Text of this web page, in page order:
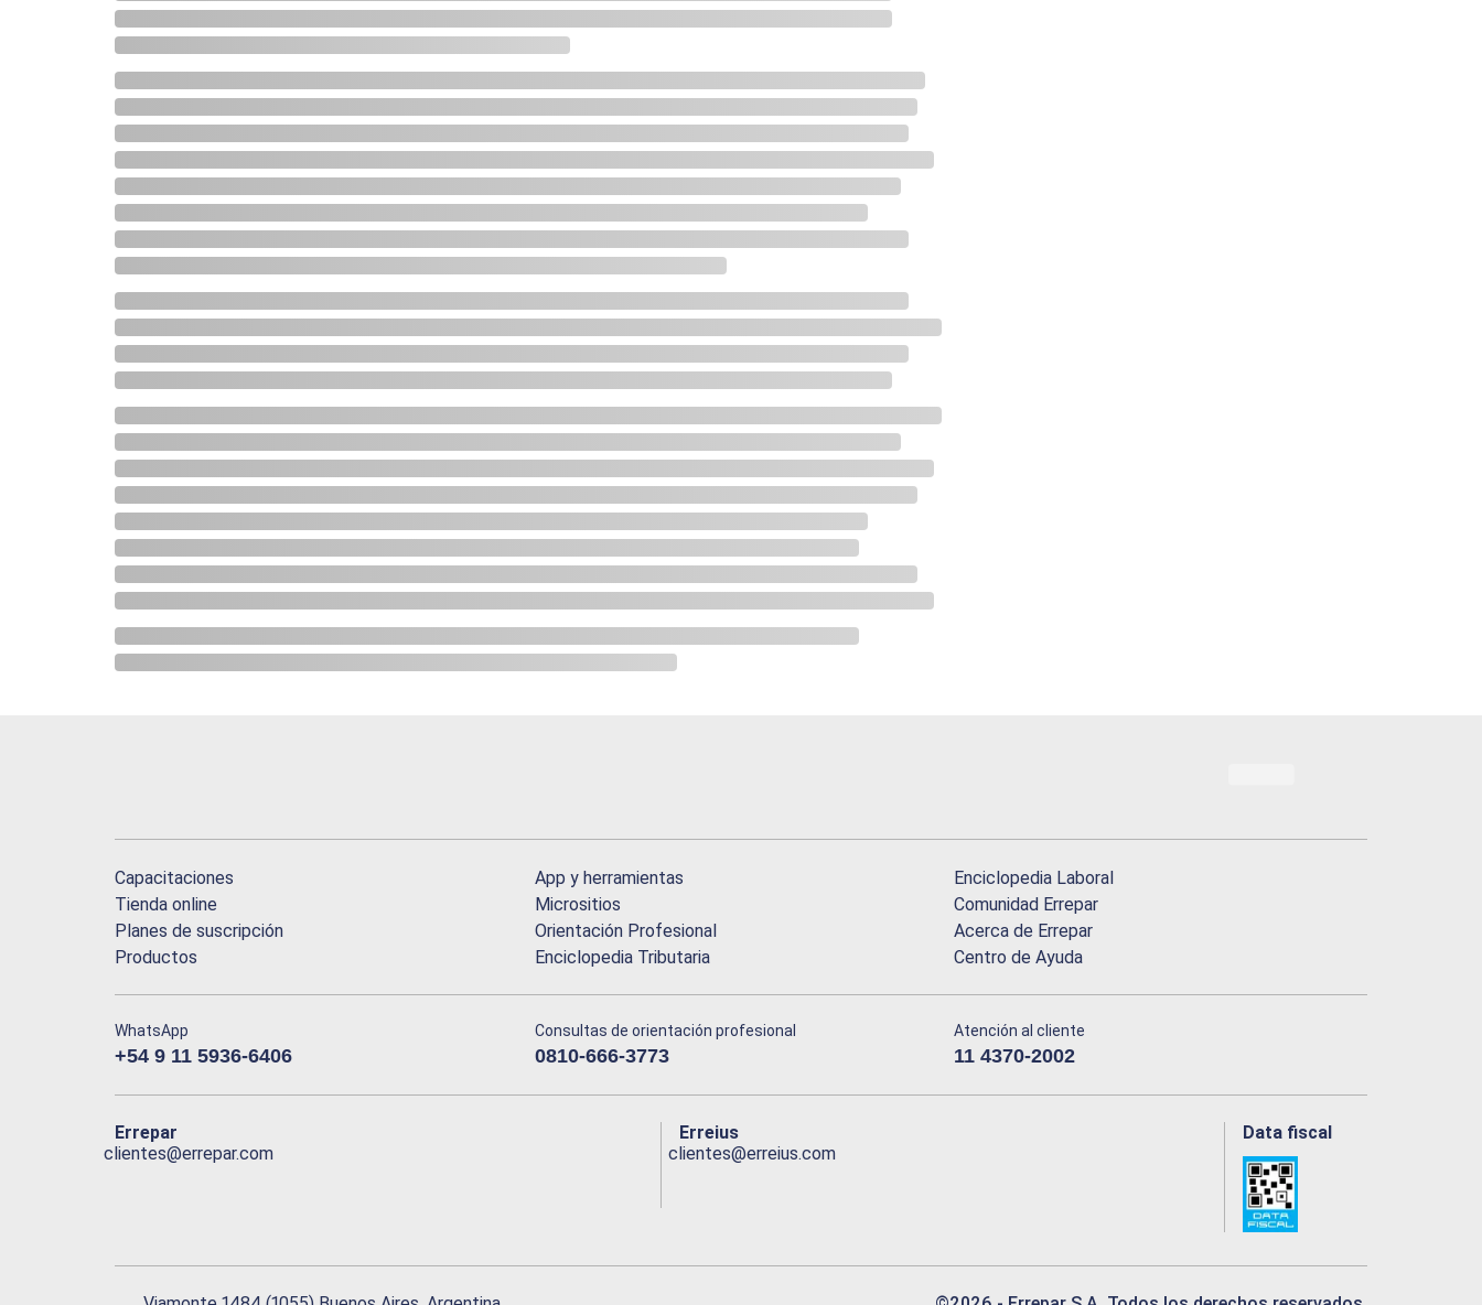
Capacitaciones
Tienda online
Planes de suscripción
Productos
App y herramientas
Micrositios
Orientación Profesional
Enciclopedia Tributaria
Enciclopedia Laboral
Comunidad Errepar
Acerca de Errepar
Centro de Ayuda
WhatsApp
+54 9 11 5936-6406
Consultas de orientación profesional
0810-666-3773
Atención al cliente
11 4370-2002
Errepar
clientes@errepar.com
Erreius
clientes@erreius.com
Data fiscal